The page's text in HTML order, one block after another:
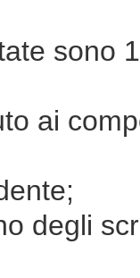
sono
ai
degli